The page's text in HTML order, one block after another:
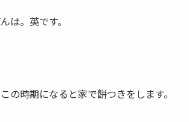
は。英です。
の時期になると家で餅つきをします。